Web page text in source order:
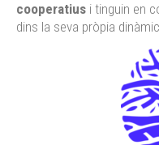
cooperatius i tinguin en
dins la seva pròpia